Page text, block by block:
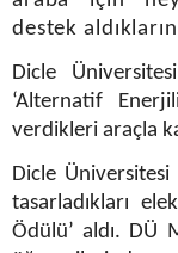
destek
Dicle
‘Alternatif
verdikleri araçla
Dicle Üniversitesi
tasarladıkları
Ödülü’ aldı. DÜ